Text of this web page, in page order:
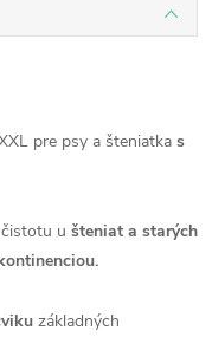
pre psy a šteniatka s
u šteniat a starých
základných